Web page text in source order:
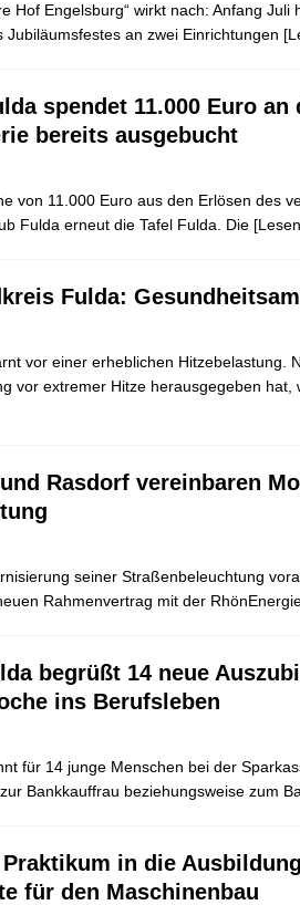
Hof Engelsburg“ wirkt nach: Anfang
Jubiläumsfestes an zwei Einrichtungen
spendet 11.000 Euro
bereits ausgebucht
von 11.000 Euro aus den Erlösen des
Fulda erneut die Tafel Fulda. Die
Fulda:
vor einer erheblichen Hitzebelastung.
vor extremer Hitze herausgegeben hat,
Rasdorf vereinbaren
seiner Straßenbeleuchtung
Rahmenvertrag mit der
begrüßt 14 neue
ins Berufsleben
für 14 junge Menschen bei der
Bankkauffrau beziehungsweise zum
Praktikum in die
für den Maschinenbau